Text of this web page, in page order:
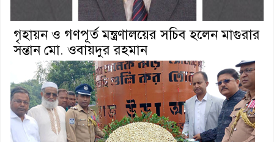
গৃহায়ন ও গণপূর্ত মন্ত্রণালয়ের সচিব হলেন মাগুরার
সন্তান মো. ওবায়দুর রহমান